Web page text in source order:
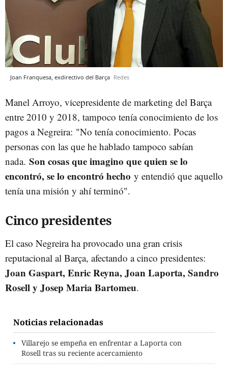
Joan Franquesa, exdirectivo del Barça Redes
Manel Arroyo, vicepresidente de marketing del Barça
entre 2010 y 2018, tampoco tenía conocimiento de los
pagos a Negreira: "No tenía conocimiento. Pocas
personas con las que he hablado tampoco sabían
nada. Son cosas que imagino que quien se lo
encontró, se lo encontró hecho y entendió que aquello
tenía una misión y ahí terminó".
Cinco presidentes
El caso Negreira ha provocado una gran crisis
reputacional al Barça, afectando a cinco presidentes:
Joan Gaspart, Enric Reyna, Joan Laporta, Sandro
Rosell y Josep Maria Bartomeu.
Noticias relacionadas
Villarejo se empeña en enfrentar a Laporta con
Rosell tras su reciente acercamiento